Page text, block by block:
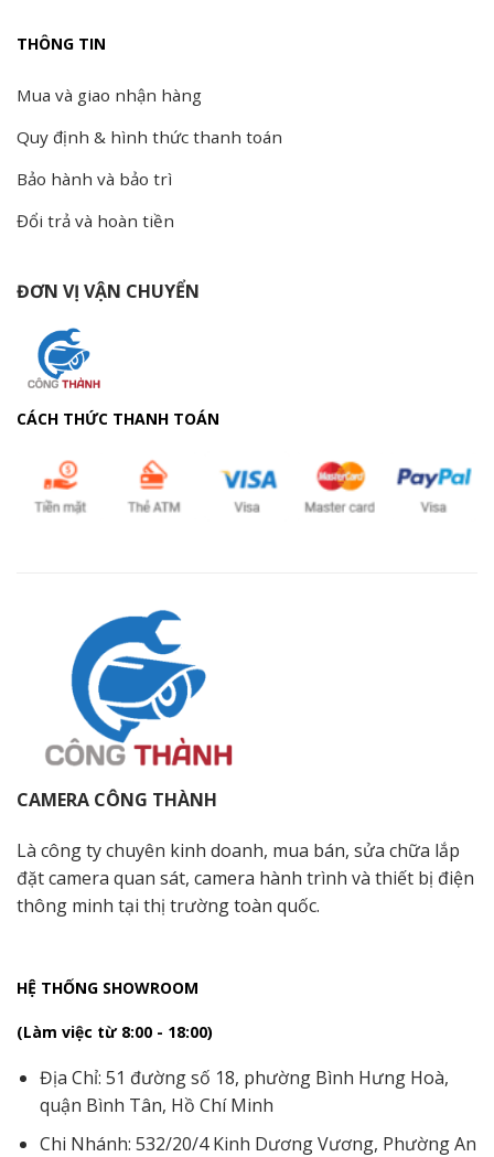
THÔNG TIN
Mua và giao nhận hàng
Quy định & hình thức thanh toán
Bảo hành và bảo trì
Đổi trả và hoàn tiền
ĐƠN VỊ VẬN CHUYỂN
CÁCH THỨC THANH TOÁN
CAMERA CÔNG THÀNH
Là công ty chuyên kinh doanh, mua bán, sửa chữa lắp
đặt camera quan sát, camera hành trình và thiết bị điện
thông minh tại thị trường toàn quốc.
HỆ THỐNG SHOWROOM
(Làm việc từ 8:00 - 18:00)
Địa Chỉ: 51 đường số 18, phường Bình Hưng Hoà,
quận Bình Tân, Hồ Chí Minh
Chi Nhánh: 532/20/4 Kinh Dương Vương, Phường An